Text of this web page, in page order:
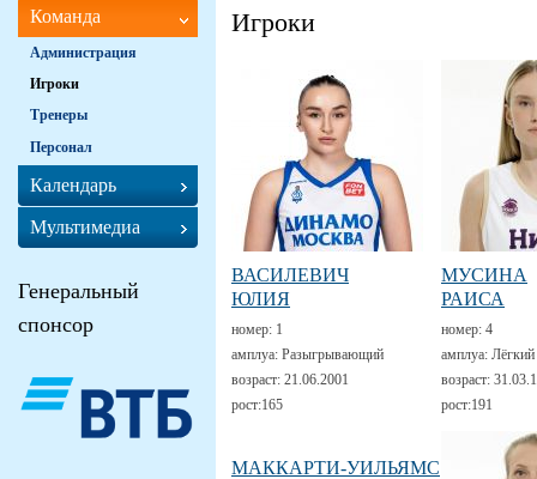
Игроки
ВАСИЛЕВИЧ
ЮЛИЯ
номер: 1
амплуа: Разыгрывающий
возраст: 21.06.2001
рост:165
МУСИНА
РАИСА
номер: 4
амплуа:
возраст:
рост:191
МАККАРТИ-УИЛЬЯМС
Команда
Администрация
Игроки
Тренеры
Персонал
Календарь
Мультимедиа
Генеральный
спонсор